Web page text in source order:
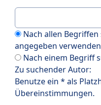
Nach allen
angegeben verwenden
Nach einem Begriff
Zu suchender Autor:
Benutze ein * als
Übereinstimmungen.